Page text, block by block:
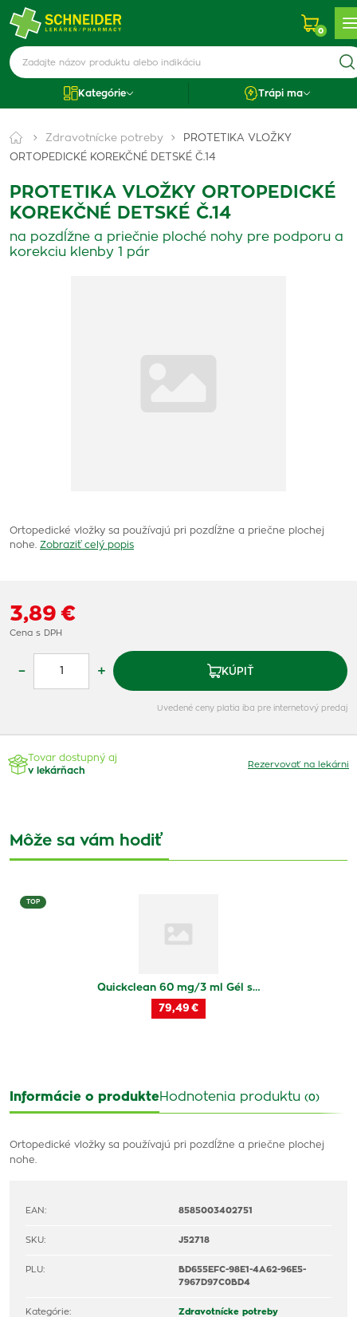
0
Kategórie Trápi ma
Zdravotnícke potreby
PROTETIKA VLOŽKY
ORTOPEDICKÉ KOREKČNÉ DETSKÉ Č.14
PROTETIKA VLOŽKY ORTOPEDICKÉ
KOREKČNÉ DETSKÉ Č.14
na pozdĺžne a priečnie ploché nohy pre podporu a
korekciu klenby 1 pár
Ortopedické vložky sa používajú pri pozdĺžne a priečne plochej
nohe. Zobraziť celý popis
3,89 €
Cena s DPH
– + KÚPIŤ
Uvedené ceny platia iba pre internetový predaj
Tovar dostupný aj
v lekárňach
Rezervovať na lekárni
Môže sa vám hodiť
TOP
Quickclean 60 mg/3 ml Gél s…
79,49 €
Informácie o produkteHodnotenia produktu (0)
Ortopedické vložky sa používajú pri pozdĺžne a priečne plochej
nohe.
EAN: 8585003402751
SKU: J52718
PLU:
BD655EFC-98E1-4A62-96E5-
7967D97C0BD4
Kategórie: Zdravotnícke potreby